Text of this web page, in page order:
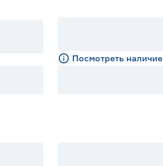
Посмотреть наличие